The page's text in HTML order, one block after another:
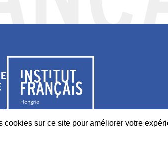
cookies sur ce site pour améliorer votre